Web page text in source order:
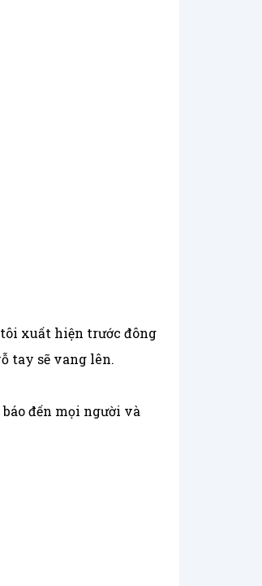
xuất hiện trước đông
tay sẽ vang lên.
đến mọi người và